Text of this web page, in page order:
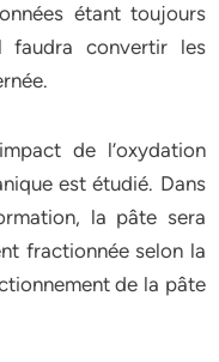
étant toujours
faudra convertir les
de l’oxydation
est étudié. Dans
la pâte sera
fractionnée selon la
de la pâte